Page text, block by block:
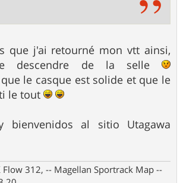
que j'ai retourné mon vtt ainsi,
descendre de la selle
le casque est solide et que le
le tout
bienvenidos al sitio Utagawa
Flow 312, -- Magellan Sportrack Map --